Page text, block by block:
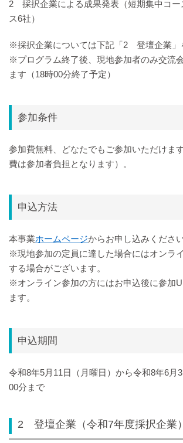
2 採択企業による成果発表（短期集中コー
ス6社）
※採択企業については下記「2 登壇企業」
※プログラム終了後、現地参加者のみ交流
ます（18時00分終了予定）
参加条件
参加費無料、どなたでもご参加いただけま
費は参加者負担となります）。
申込方法
本事業ホームページからお申し込みください
※現地参加の定員に達した場合にはオンラ
する場合がございます。
※オンライン参加の方にはお申込後に参加
ます。
申込期間
令和8年5月11日（月曜日）から令和8年6月
00分まで
2 登壇企業（令和7年度採択企業